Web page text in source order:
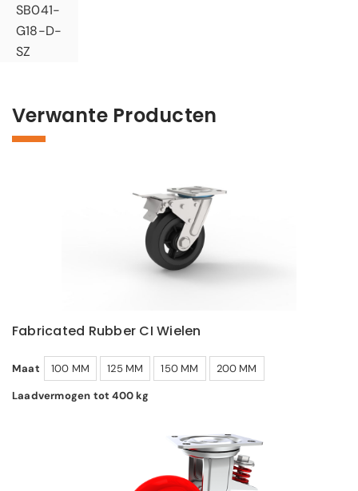
SB041-
G18-D-
SZ
Verwante Producten
Fabricated Rubber CI Wielen
Maat 100 MM 125 MM 150 MM
200 MM
Laadvermogen tot 400 kg